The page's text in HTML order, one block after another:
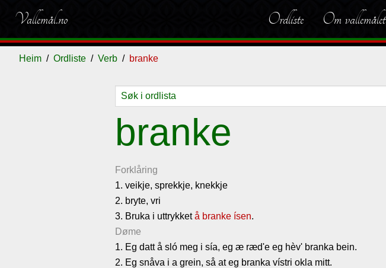
Vallemål.no Ordliste Om vallemålet
Heim Ordliste Verb branke
branke
Forklåring
1. veikje, sprekkje, knekkje
2. bryte, vri
3. Bruka i uttrykketå branke ísen.
Døme
1. Eg datt å sló meg i sía, eg æ ræd'e eg hèv' branka bein.
2. Eg snåva i a grein, så at eg branka vístri okla mitt.